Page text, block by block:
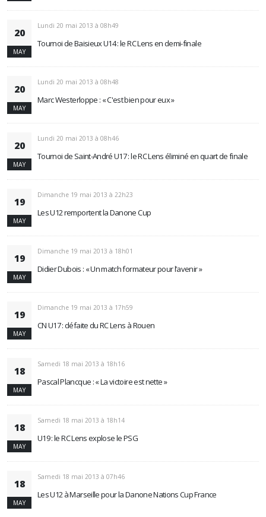
20
MAY
Lundi 20 mai 2013 à 08h49
Tournoi de Baisieux U14 : le RC Lens en demi-finale
20
MAY
Lundi 20 mai 2013 à 08h48
Marc Westerloppe : « C'est bien pour eux »
20
MAY
Lundi 20 mai 2013 à 08h46
Tournoi de Saint-André U17 : le RC Lens éliminé en quart de finale
19
MAY
Dimanche 19 mai 2013 à 22h23
Les U12 remportent la Danone Cup
19
MAY
Dimanche 19 mai 2013 à 18h01
Didier Dubois : « Un match formateur pour l’avenir »
19
MAY
Dimanche 19 mai 2013 à 17h59
CN U17 : défaite du RC Lens à Rouen
18
MAY
Samedi 18 mai 2013 à 18h16
Pascal Plancque : « La victoire est nette »
18
MAY
Samedi 18 mai 2013 à 18h14
U19 : le RC Lens explose le PSG
18
MAY
Samedi 18 mai 2013 à 07h46
Les U12 à Marseille pour la Danone Nations Cup France